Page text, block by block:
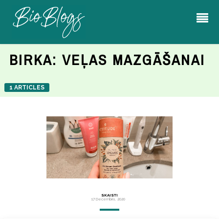
BIRKA: VEĻAS MAZGĀŠANAI
1 ARTICLES
SKAISTI
17 Decembris, 2020